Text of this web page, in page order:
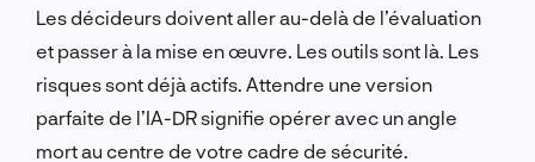
Les décideurs doivent aller au-delà de l’évaluation
et passer à la mise en œuvre. Les outils sont là. Les
risques sont déjà actifs. Attendre une version
parfaite de l’IA-DR signifie opérer avec un angle
mort au centre de votre cadre de sécurité.